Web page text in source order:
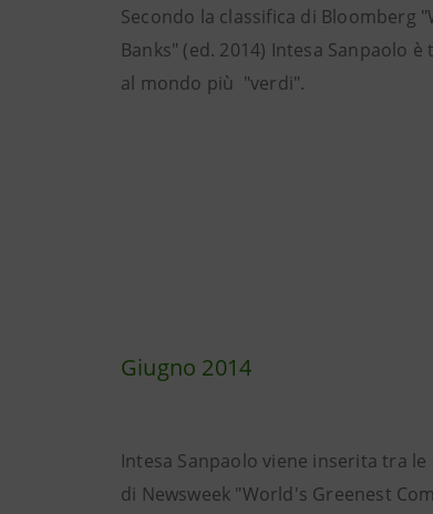
Secondo la classifica di Bloomberg
Banks" (ed. 2014) Intesa Sanpaolo
al mondo più "verdi".
Giugno 2014
Intesa Sanpaolo viene inserita tra
di Newsweek "World's Greenest